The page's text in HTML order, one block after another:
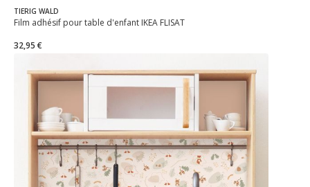
TIERIG WALD
Film adhésif pour table d'enfant IKEA FLISAT
32,95 €